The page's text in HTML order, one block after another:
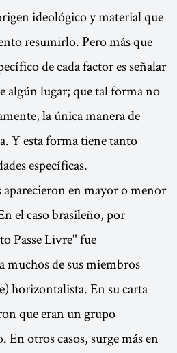
ideológico y material que
resumirlo. Pero más que
de cada factor es señalar
algún lugar; que tal forma no
la única manera de
Y esta forma tiene tanto
específicas.
aparecieron en mayor o menor
el caso brasileño, por
Passe Livre" fue
muchos de sus miembros
horizontalista. En su carta
que eran un grupo
otros casos, surge más en